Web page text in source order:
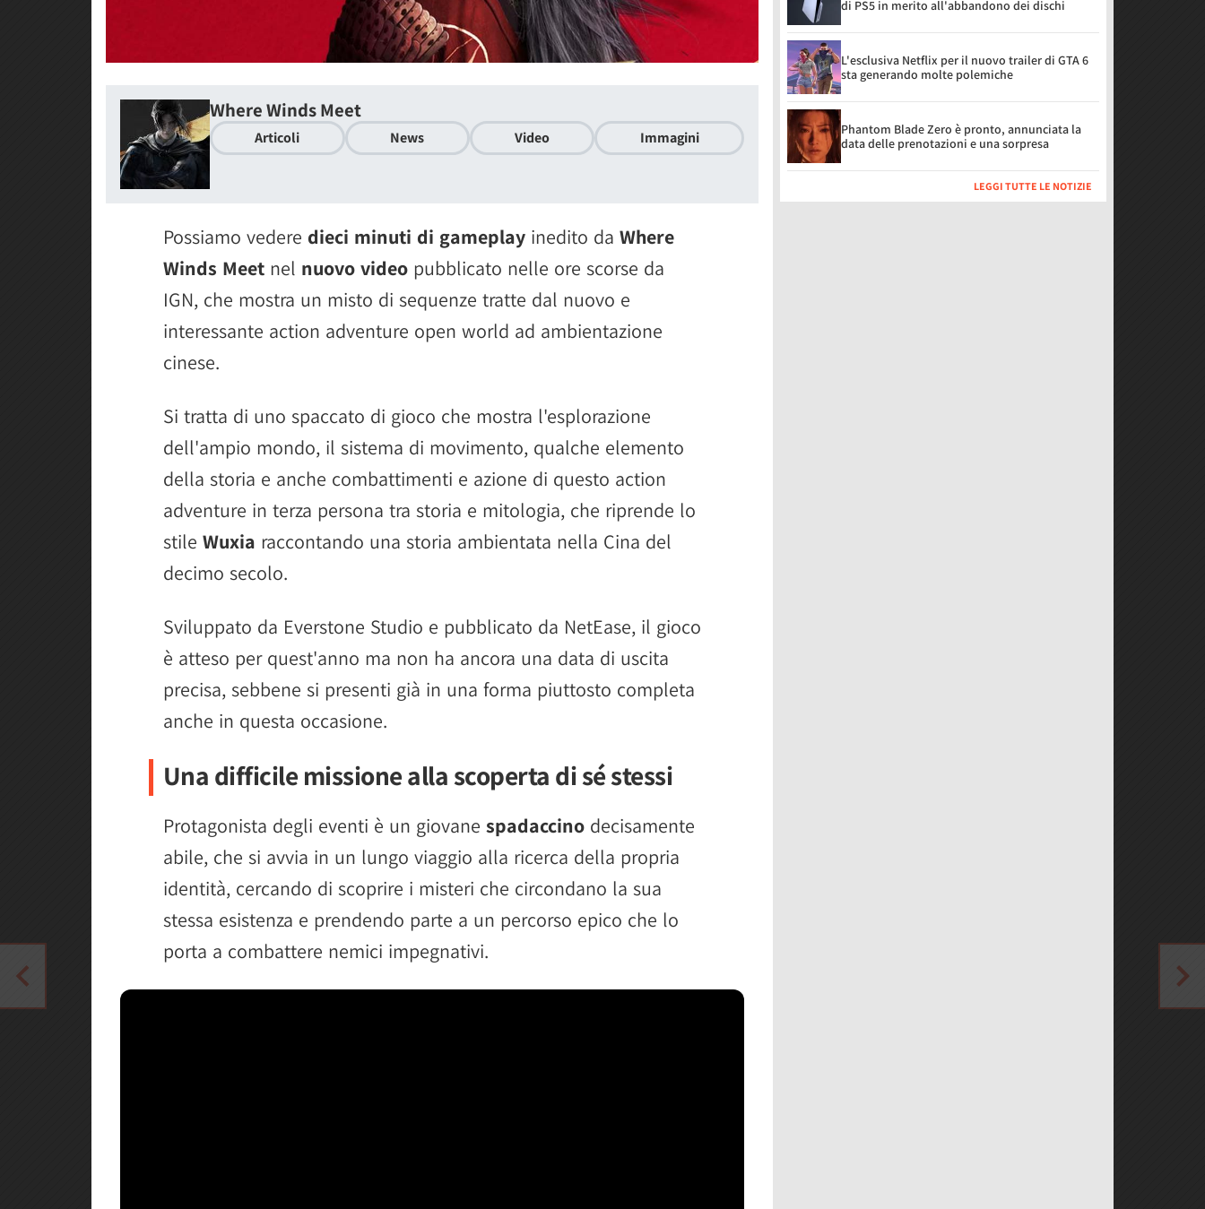
Where Winds Meet
Articoli News Video Immagini
Possiamo vedere dieci minuti di gameplay inedito da Where
Winds Meet nel nuovo video pubblicato nelle ore scorse da
IGN, che mostra un misto di sequenze tratte dal nuovo e
interessante action adventure open world ad ambientazione
cinese.
Si tratta di uno spaccato di gioco che mostra l'esplorazione
dell'ampio mondo, il sistema di movimento, qualche elemento
della storia e anche combattimenti e azione di questo action
adventure in terza persona tra storia e mitologia, che riprende lo
stile Wuxia raccontando una storia ambientata nella Cina del
decimo secolo.
Sviluppato da Everstone Studio e pubblicato da NetEase, il gioco
è atteso per quest'anno ma non ha ancora una data di uscita
precisa, sebbene si presenti già in una forma piuttosto completa
anche in questa occasione.
Una difficile missione alla scoperta di sé stessi
Protagonista degli eventi è un giovane spadaccino decisamente
abile, che si avvia in un lungo viaggio alla ricerca della propria
identità, cercando di scoprire i misteri che circondano la sua
stessa esistenza e prendendo parte a un percorso epico che lo
porta a combattere nemici impegnativi.
di PS5 in merito all'abbandono dei dischi
L'esclusiva Netflix per il nuovo trailer di GTA 6
sta generando molte polemiche
Phantom Blade Zero è pronto, annunciata la
data delle prenotazioni e una sorpresa
LEGGI TUTTE LE NOTIZIE